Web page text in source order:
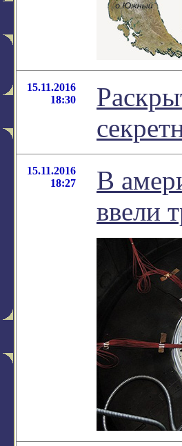
15.11.2016
18:30
15.11.2016
18:27
В
ввели